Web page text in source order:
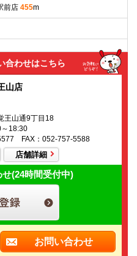
前店 455m
合わせはこちら
山店
王山通9丁目18
18:30
FAX：052-757-5588
店舗詳細
(24時間受付中)
お問い合わせ